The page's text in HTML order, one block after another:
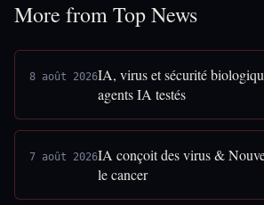
More from Top News
8 août 2026IA, virus et sécurité
agents IA testés
7 août 2026IA conçoit des virus &
le cancer